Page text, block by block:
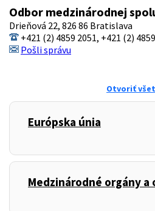
Odbor medzinárodnej
Drieňová 22, 826 86 Bratislava
+421 (2) 4859 2051, +421 (2)
Pošli správu
Otvoriť
Európska únia
,
Medzinárodné orgány a
,